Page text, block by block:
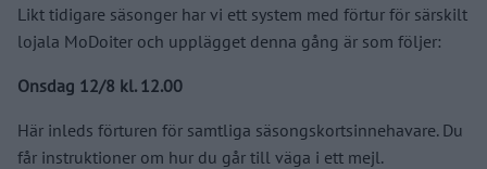
Likt tidigare säsonger har vi ett system med förtur för särskilt
lojala MoDoiter och upplägget denna gång är som följer:
Onsdag 12/8 kl. 12.00
Här inleds förturen för samtliga säsongskortsinnehavare. Du
får instruktioner om hur du går till väga i ett mejl.